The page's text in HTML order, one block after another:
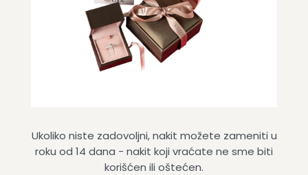
Ukoliko niste zadovoljni, nakit možete zameniti u
roku od 14 dana - nakit koji vraćate ne sme biti
korišćen ili oštećen.